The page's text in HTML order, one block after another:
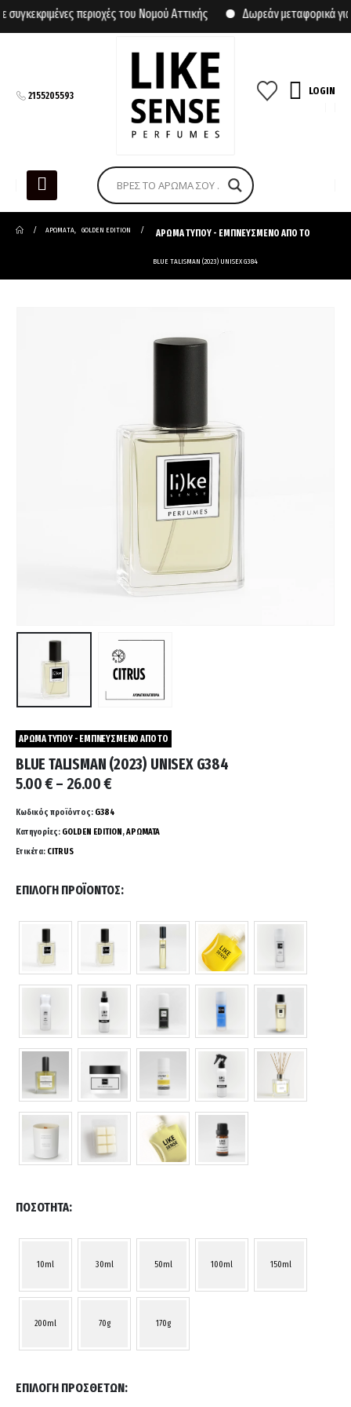
περιοχές του Νομού Αττικής Δωρεάν μεταφορικά για
2155205593 LOGIN
ΑΡΩΜΑΤΑ, GOLDEN EDITION ΑΡΩΜΑ ΤΥΠΟΥ - ΕΜΠΝΕΥΣΜΕΝΟ ΑΠΟ ΤΟ
BLUE TALISMAN (2023) UNISEX G384
ΑΡΩΜΑ ΤΥΠΟΥ - ΕΜΠΝΕΥΣΜΕΝΟ ΑΠΟ ΤΟ
BLUE TALISMAN (2023) UNISEX G384
5.00€– 26.00€Price
5.00 €
through
Κωδικός προϊόντος: G384
Κατηγορίες: GOLDEN EDITION ,ΑΡΩΜΑΤΑ
Ετικέτα: CITRUS
ΕΠΙΛΟΓΉ ΠΡΟΪΌΝΤΟΣ
ΠΟΣΌΤΗΤΑ
10ml 30ml 50ml 100ml 150ml
200ml 70g 170g
ΕΠΙΛΟΓΉ ΠΡΌΣΘΕΤΩΝ